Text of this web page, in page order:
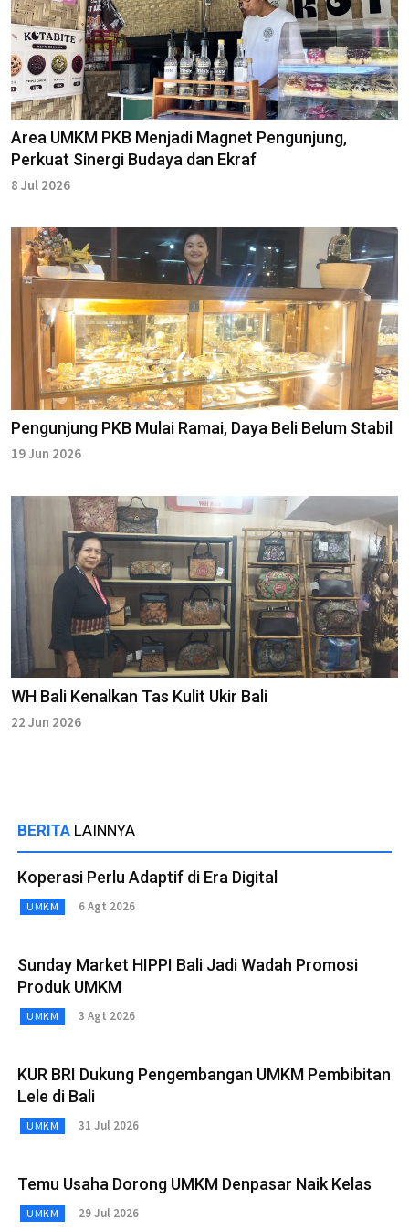
Area UMKM PKB Menjadi Magnet Pengunjung,
Perkuat Sinergi Budaya dan Ekraf
8 Jul 2026
Pengunjung PKB Mulai Ramai, Daya Beli Belum Stabil
19 Jun 2026
WH Bali Kenalkan Tas Kulit Ukir Bali
22 Jun 2026
BERITA LAINNYA
Koperasi Perlu Adaptif di Era Digital
UMKM 6 Agt 2026
Sunday Market HIPPI Bali Jadi Wadah Promosi
Produk UMKM
UMKM 3 Agt 2026
KUR BRI Dukung Pengembangan UMKM Pembibitan
Lele di Bali
UMKM 31 Jul 2026
Temu Usaha Dorong UMKM Denpasar Naik Kelas
UMKM 29 Jul 2026